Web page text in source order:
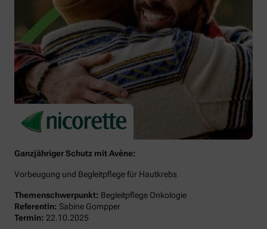
Ganzjähriger Schutz mit Avène:
Vorbeugung und Begleitpflege für Hautkrebs
Themenschwerpunkt: Begleitpflege Onkologie
Referentin: Sabine Gompper
Termin: 22.10.2025